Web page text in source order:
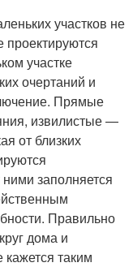
участков не
проектируются
участке
очертаний и
Прямые
извилистые —
от близких
заполняется
Правильно
дома и
таким